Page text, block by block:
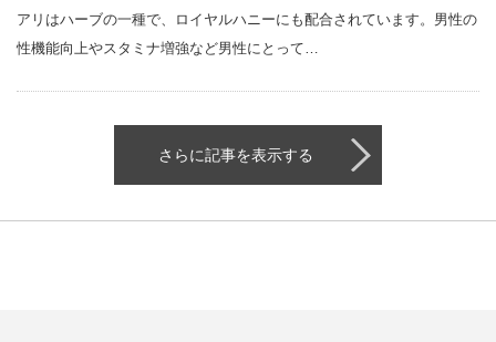
アリはハーブの一種で、ロイヤルハニーにも配合されています。男性の
性機能向上やスタミナ増強など男性にとって…
さらに記事を表示する